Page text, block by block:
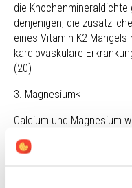
die
denjenigen, die
eines Vitamin-K2-
kardiovaskuläre
(20)
3. Magnesium<
Calcium und Magnesium
etwa 2:1
physiologische Calcium-